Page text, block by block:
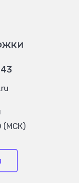
(МСК)